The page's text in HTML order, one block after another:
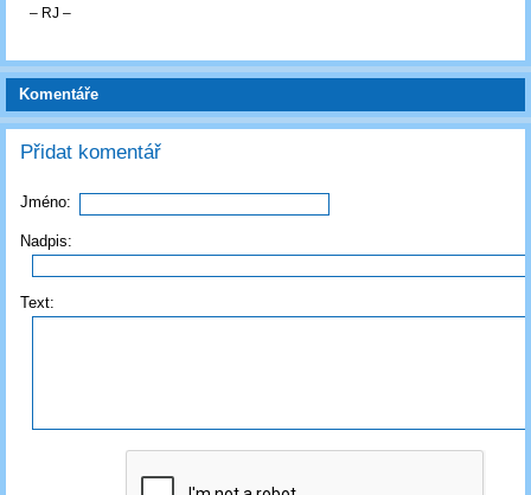
‒ RJ ‒
Komentáře
Přidat komentář
Jméno:
Nadpis:
Text: